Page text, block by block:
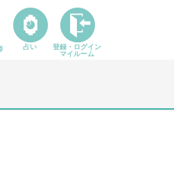
占い
登録・ログイン
マイルーム